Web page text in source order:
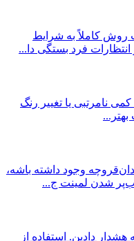
روش کاملاً به شرایط
انتظارات فرد بستگی دا...
نامرتبی یا تغییر رنگ
بهتر...
وجود داشته باشه،
شدن لمینت ج...
هشدار دادین. استفاده از